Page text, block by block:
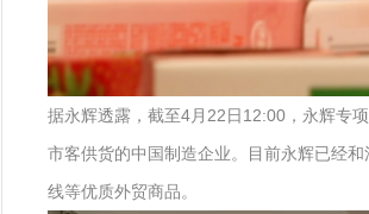
据永辉透露，截至4月22日12:00，永辉专
市客供货的中国制造企业。目前永辉已经
线等优质外贸商品。